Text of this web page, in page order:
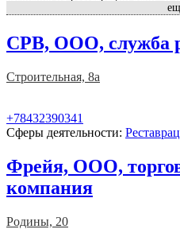
В справочнике вы найдете адреса,
Справочник фирм - самый полный
свою деятельность в Казани. У нас
На странице каждой организации
сможете оставить свой отзыв.
СРВ, ООО, служба
Строительная, 8а
+78432390341
Сферы деятельности:
Фрейя, ООО,
компания
Родины, 20